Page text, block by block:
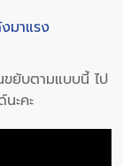
มาแรง
ยับตามแบบนี้ ไป
ะคะ